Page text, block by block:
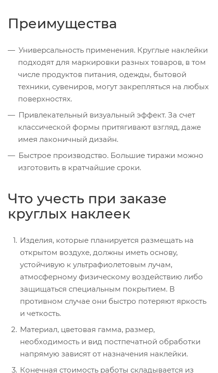
Преимущества
Универсальность применения. Круглые наклейки
подходят для маркировки разных товаров, в том
числе продуктов питания, одежды, бытовой
техники, сувениров, могут закрепляться на любых
поверхностях.
Привлекательный визуальный эффект. За счет
классической формы притягивают взгляд, даже
имея лаконичный дизайн.
Быстрое производство. Большие тиражи можно
изготовить в кратчайшие сроки.
Что учесть при заказе
круглых наклеек
Изделия, которые планируется размещать на
открытом воздухе, должны иметь основу,
устойчивую к ультрафиолетовым лучам,
атмосферному физическому воздействию либо
защищаться специальным покрытием. В
противном случае они быстро потеряют яркость
и четкость.
Материал, цветовая гамма, размер,
необходимость и вид постпечатной обработки
напрямую зависят от назначения наклейки.
Конечная стоимость работы складывается из